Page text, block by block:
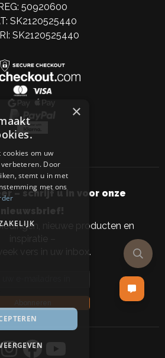
50920600
SK2120525440
SK2120525440
– schrijf u in voor onze
nieuwsbrief!
nieuwe producten en
inspiratie –
vers in uw inbox.
×
om uw
Door
stemt u in met
met ons